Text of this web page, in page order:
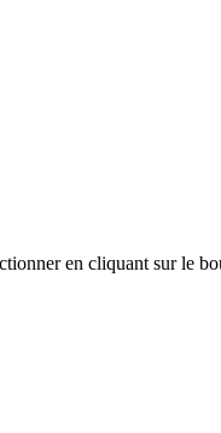
en cliquant sur le